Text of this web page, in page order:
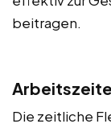
beitragen.
Die zeitliche